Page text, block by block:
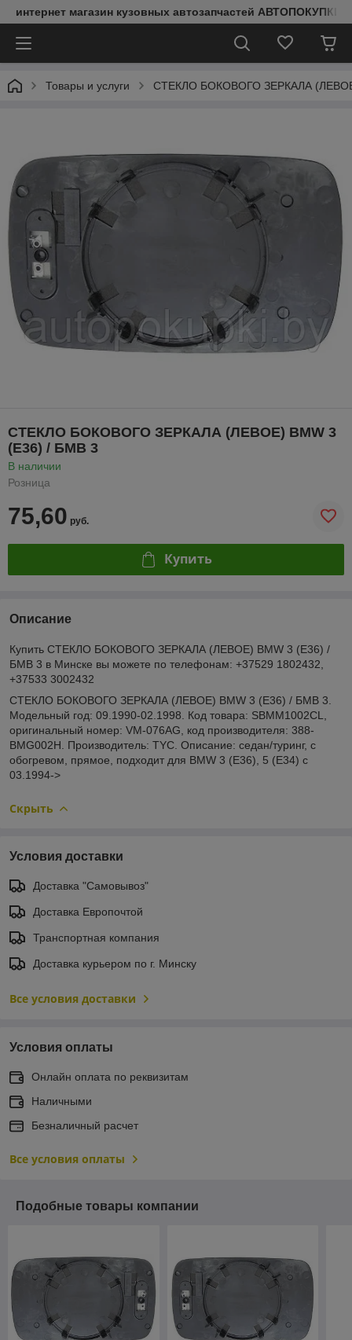
интернет магазин кузовных автозапчастей АВТОПОКУПКИ
Товары и услуги СТЕКЛО БОКОВОГО ЗЕРКАЛА
СТЕКЛО БОКОВОГО ЗЕРКАЛА (ЛЕВОЕ) BMW 3
(E36) / БМВ 3
В наличии
Розница
75,60 руб.
Купить
Описание
Купить СТЕКЛО БОКОВОГО ЗЕРКАЛА (ЛЕВОЕ) BMW 3 (E36) /
БМВ 3 в Минске вы можете по телефонам: +37529 1802432,
+37533 3002432
СТЕКЛО БОКОВОГО ЗЕРКАЛА (ЛЕВОЕ) BMW 3 (E36) / БМВ 3.
Модельный год: 09.1990-02.1998. Код товара: SBMM1002CL,
оригинальный номер: VM-076AG, код производителя: 388-
BMG002H. Производитель: TYC. Описание: седан/туринг, с
обогревом, прямое, подходит для BMW 3 (E36), 5 (E34) c
03.1994->
Скрыть
Условия доставки
Доставка "Самовывоз"
Доставка Европочтой
Транспортная компания
Доставка курьером по г. Минску
Все условия доставки
Условия оплаты
Онлайн оплата по реквизитам
Наличными
Безналичный расчет
Все условия оплаты
Подобные товары компании